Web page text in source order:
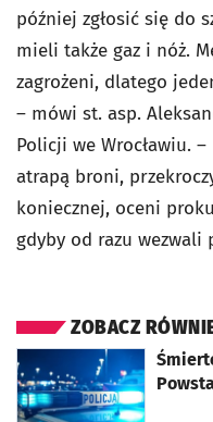
później zgłosić się do
mieli także gaz i nóż.
zagrożeni, dlatego
– mówi st. asp.
Policji we Wrocławiu.
atrapą broni,
koniecznej, oceni
gdyby od razu wezwali
ZOBACZ
otworzy się w nowej karcie